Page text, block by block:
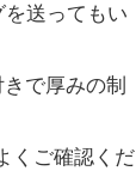
送ってもい
で厚みの制
くご確認くだ